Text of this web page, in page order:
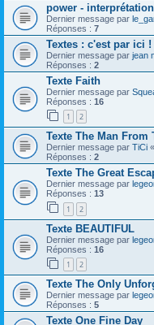
power - interprétation
Dernier message par
Réponses : 7
Textes : c'est par ici !
Dernier message par jean
Réponses : 2
Texte Faith
Dernier message par
Réponses : 16
1 2
Texte The Man From
Dernier message par TiCi «
Réponses : 2
Texte The Great
Dernier message par
Réponses : 13
1 2
Texte BEAUTIFUL
Dernier message par
Réponses : 16
1 2
Texte The Only
Dernier message par
Réponses : 5
Texte One Fine Day